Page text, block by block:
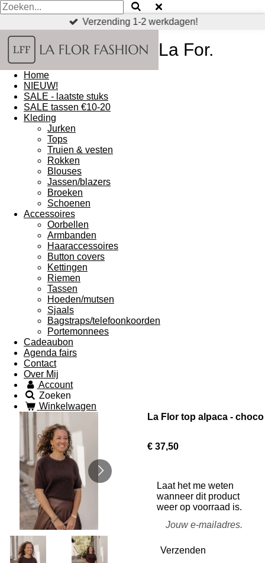
Verzending 1-2 werkdagen!
La For.
Home
NIEUW!
SALE - laatste stuks
SALE tassen €10-20
Kleding
Jurken
Tops
Truien & vesten
Rokken
Blouses
Jassen/blazers
Broeken
Schoenen
Accessoires
Oorbellen
Armbanden
Haaraccessoires
Button covers
Kettingen
Riemen
Tassen
Hoeden/mutsen
Sjaals
Bagstraps/telefoonkoorden
Portemonnees
Cadeaubon
Agenda fairs
Contact
Over Mij
Account
Zoeken
Winkelwagen
La Flor top alpaca - choco
€ 37,50
Laat het me weten
wanneer dit product
weer op voorraad is.
Verzenden